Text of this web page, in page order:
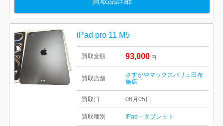
iPad pro 11 M5
買取金額 93,000 円
買取店舗
さすがやマックスバリュ田布
施店
買取日 06月05日
買取種別 iPad・タブレット